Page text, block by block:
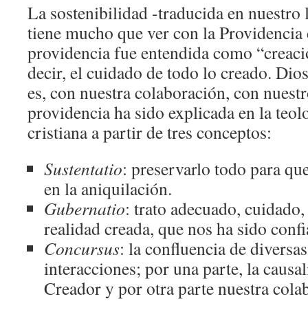
La sostenibilidad -traducida en
tiene mucho que ver con la
providencia fue entendida como
decir, el cuidado de todo lo creado.
es, con nuestra colaboración, con
providencia ha sido explicada en la
cristiana a partir de tres conceptos:
Sustentatio: preservarlo todo para
en la aniquilación.
Gubernatio: trato adecuado,
realidad creada, que nos ha sido
Concursus: la confluencia de
interacciones; por una parte, la
Creador y por otra parte nuestra